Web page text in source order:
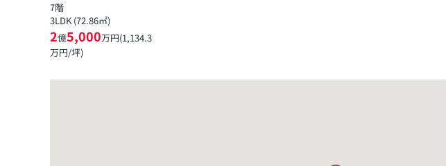
7階
3LDK (72.86㎡)
2億5,000万円(1,134.3
万円/坪)